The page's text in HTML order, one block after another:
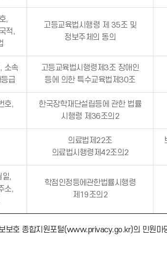
,
적,
고등교육법시행령 제 35조 및
정보주체의 동의
소속
급
고등교육법시행령제3조 장애인
등에 의한 특수교육법제30조
호,
한국장학재단설립등에 관한 법률
시행령 제36조의2
의료법제22조
의료법시행령제42조의2
일,
소,
학점인정등에관한법률시행령
제19조의2
보호 종합지원포털(www.privacy.go.kr)의 민